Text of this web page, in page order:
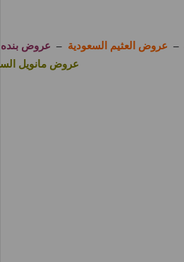
– عروض العثيم السعودية – عروض بنده
عروض مانويل